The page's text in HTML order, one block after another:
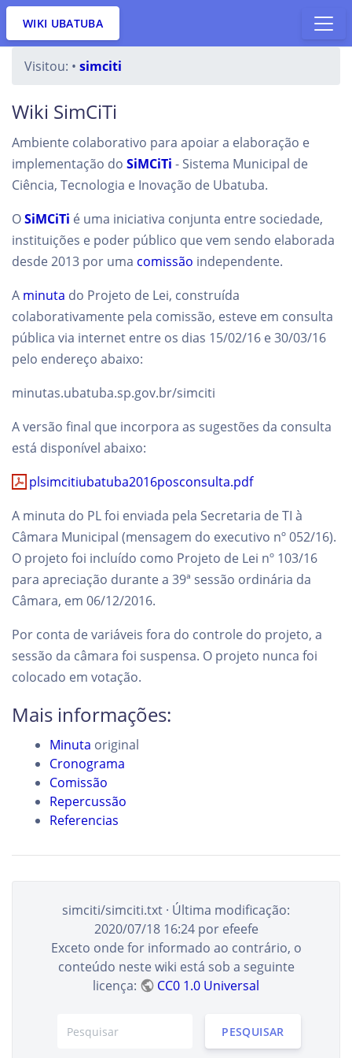
WIKI UBATUBA
Visitou: • simciti
Wiki SimCiTi
Ambiente colaborativo para apoiar a elaboração e
implementação do SiMCiTi - Sistema Municipal de
Ciência, Tecnologia e Inovação de Ubatuba.
OSiMCiTi é uma iniciativa conjunta entre sociedade,
instituições e poder público que vem sendo elaborada
desde 2013 por uma comissão independente.
A minuta do Projeto de Lei, construída
colaborativamente pela comissão, esteve em consulta
pública via internet entre os dias 15/02/16 e 30/03/16
pelo endereço abaixo:
minutas.ubatuba.sp.gov.br/simciti
A versão final que incorpora as sugestões da consulta
está disponível abaixo:
plsimcitiubatuba2016posconsulta.pdf
A minuta do PL foi enviada pela Secretaria de TI à
Câmara Municipal (mensagem do executivo nº 052/16).
O projeto foi incluído como Projeto de Lei nº 103/16
para apreciação durante a 39ª sessão ordinária da
Câmara, em 06/12/2016.
Por conta de variáveis fora do controle do projeto, a
sessão da câmara foi suspensa. O projeto nunca foi
colocado em votação.
Mais informações:
Minuta original
Cronograma
Comissão
Repercussão
Referencias
simciti/simciti.txt · Última modificação:
2020/07/18 16:24por efeefe
Exceto onde for informado ao contrário, o
conteúdo neste wiki está sob a seguinte
licença:
CC0 1.0 Universal
PESQUISAR